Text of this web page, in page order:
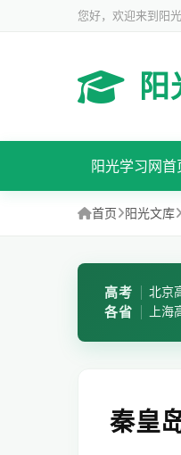
您好，欢迎来到阳光
阳
阳光学习网首
首页 阳光文库
高考 北京
各省 上海
秦皇